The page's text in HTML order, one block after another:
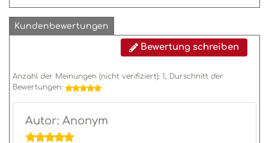
Kundenbewertungen
Bewertung schreiben
Anzahl der Meinungen (nicht verifiziert): 1, Durschnitt der
Bewertungen:
Autor: Anonym